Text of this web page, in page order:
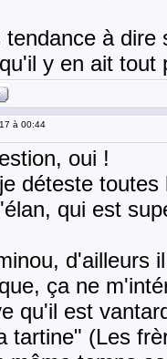
tendance à
y en ait
à 00:44
oui !
déteste
qui est
d'ailleurs
ça ne
qu'il est
tartine" (Les